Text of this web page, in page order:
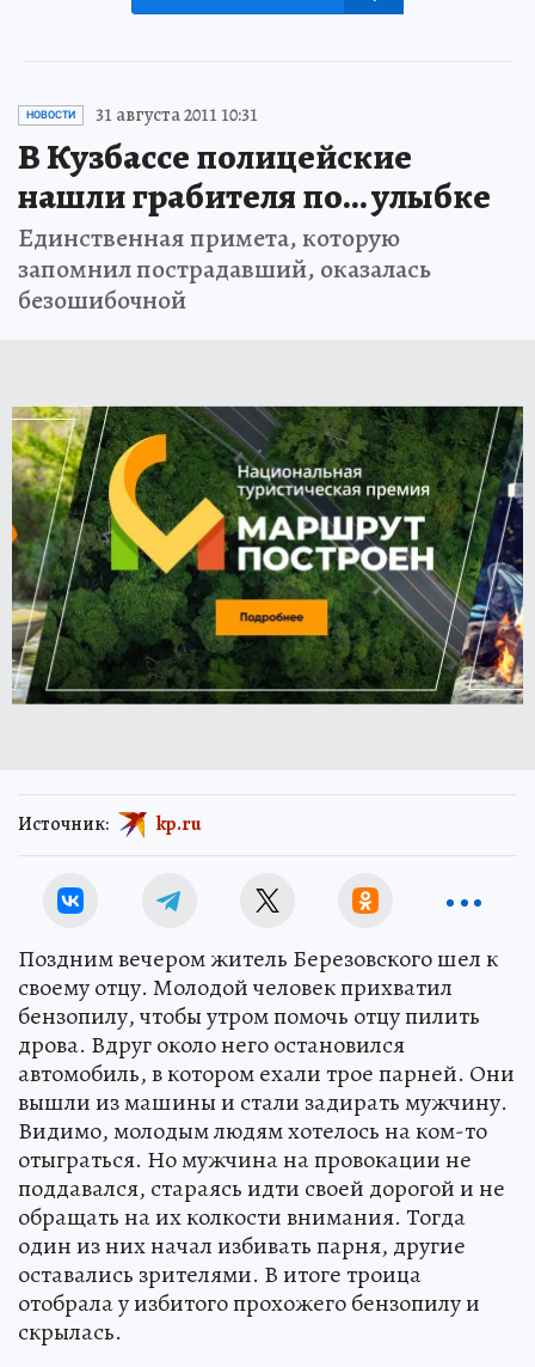
НОВОСТИ 31 августа 2011 10:31
В Кузбассе полицейские
нашли грабителя по… улыбке
Единственная примета, которую
запомнил пострадавший, оказалась
безошибочной
Источник: kp.ru
Поздним вечером житель Березовского шел к
своему отцу. Молодой человек прихватил
бензопилу, чтобы утром помочь отцу пилить
дрова. Вдруг около него остановился
автомобиль, в котором ехали трое парней. Они
вышли из машины и стали задирать мужчину.
Видимо, молодым людям хотелось на ком-то
отыграться. Но мужчина на провокации не
поддавался, стараясь идти своей дорогой и не
обращать на их колкости внимания. Тогда
один из них начал избивать парня, другие
оставались зрителями. В итоге троица
отобрала у избитого прохожего бензопилу и
скрылась.